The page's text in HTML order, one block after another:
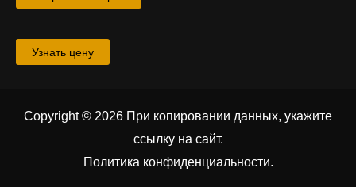
Узнать цену
Copyright © 2026 При копировании данных, укажите
ссылку на сайт.
Политика конфиденциальности.